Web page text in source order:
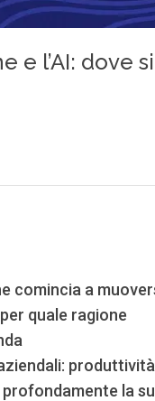
comincia a
quale ragione
la